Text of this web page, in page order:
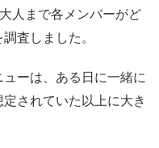
人まで各メンバーがど
査しました。
ーは、ある日に一緒に
されていた以上に大き